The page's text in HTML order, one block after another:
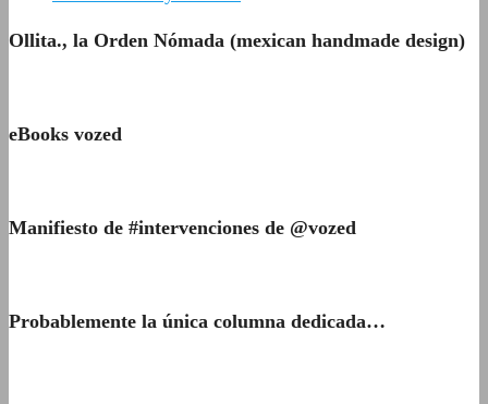
Ollita., la Orden Nómada (mexican handmade design)
eBooks vozed
Manifiesto de #intervenciones de @vozed
Probablemente la única columna dedicada…